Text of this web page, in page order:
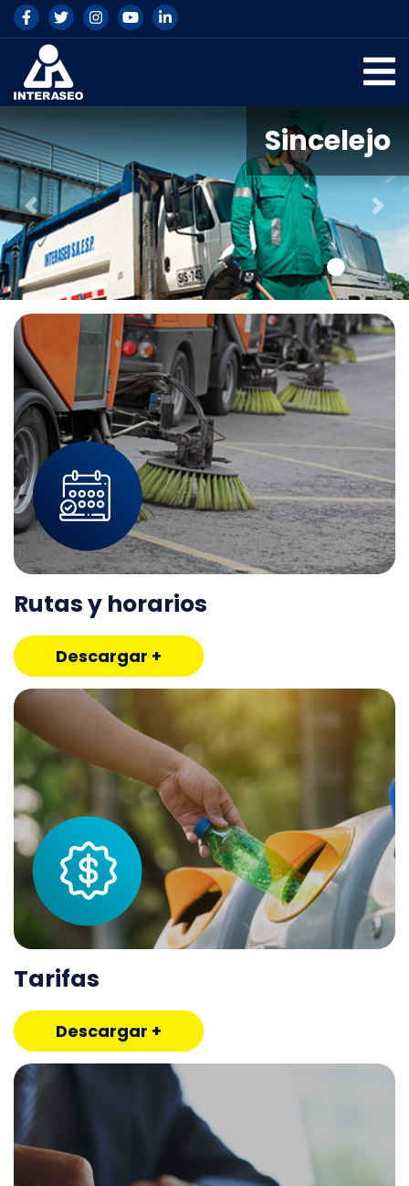
Sincelejo
Previous
Rutas y horarios
Descargar +
Tarifas
Descargar +